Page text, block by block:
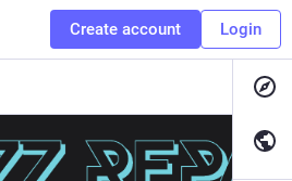
Create account Login